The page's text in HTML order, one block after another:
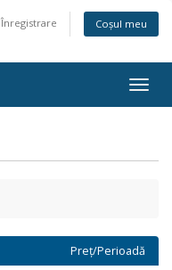
Înregistrare Coșul meu
Preț/Perioadă